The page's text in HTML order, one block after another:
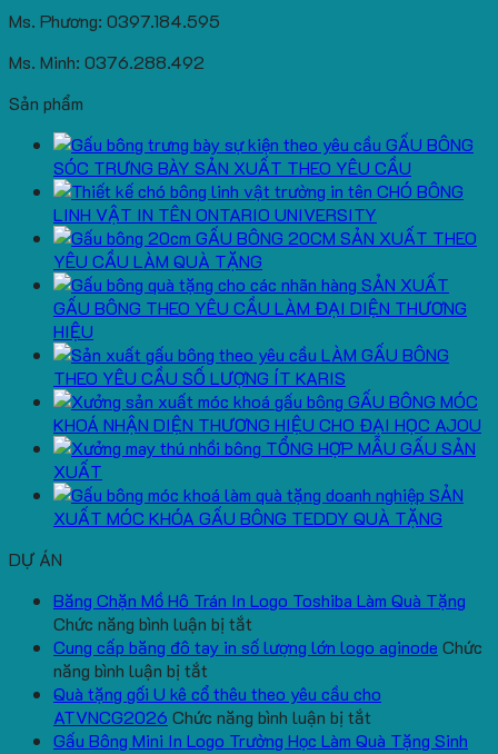
Ms. Phương: 0397.184.595
Ms. Minh: 0376.288.492
Sản phẩm
GẤU BÔNG
SÓC TRƯNG BÀY SẢN XUẤT THEO YÊU CẦU
CHÓ BÔNG
LINH VẬT IN TÊN ONTARIO UNIVERSITY
GẤU BÔNG 20CM SẢN XUẤT THEO
YÊU CẦU LÀM QUÀ TẶNG
SẢN XUẤT
GẤU BÔNG THEO YÊU CẦU LÀM ĐẠI DIỆN THƯƠNG
HIỆU
LÀM GẤU BÔNG
THEO YÊU CẦU SỐ LƯỢNG ÍT KARIS
GẤU BÔNG MÓC
KHOÁ NHẬN DIỆN THƯƠNG HIỆU CHO ĐẠI HỌC AJOU
TỔNG HỢP MẪU GẤU SẢN
XUẤT
SẢN
XUẤT MÓC KHÓA GẤU BÔNG TEDDY QUÀ TẶNG
DỰ ÁN
Băng Chặn Mồ Hô Trán In Logo Toshiba Làm Quà Tặng
Chức năng bình luận bị tắt
Băng
Mồ
Hô
Trán
Cung cấp băng đô tay in số lượng lớn logo aginode Chức
năng bình luận bị tắt
Cung
cấp
băng
Quà tặng gối U kê cổ thêu theo yêu cầu cho
ATVNCG2026 Chức năng bình luận bị tắt
Quà
Gấu Bông Mini In Logo Trường Học Làm Quà Tặng Sinh